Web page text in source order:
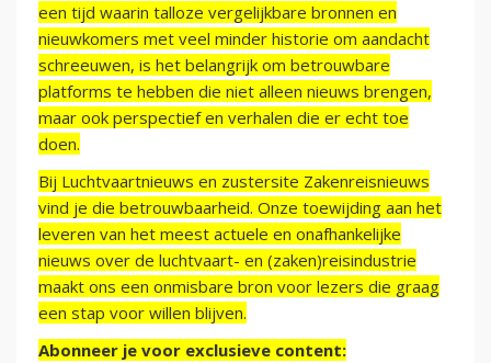
een tijd waarin talloze vergelijkbare bronnen en
nieuwkomers met veel minder historie om aandacht
schreeuwen, is het belangrijk om betrouwbare
platforms te hebben die niet alleen nieuws brengen,
maar ook perspectief en verhalen die er echt toe
doen.
Bij Luchtvaartnieuws en zustersite Zakenreisnieuws
vind je die betrouwbaarheid. Onze toewijding aan het
leveren van het meest actuele en onafhankelijke
nieuws over de luchtvaart- en (zaken)reisindustrie
maakt ons een onmisbare bron voor lezers die graag
een stap voor willen blijven.
Abonneer je voor exclusieve content: